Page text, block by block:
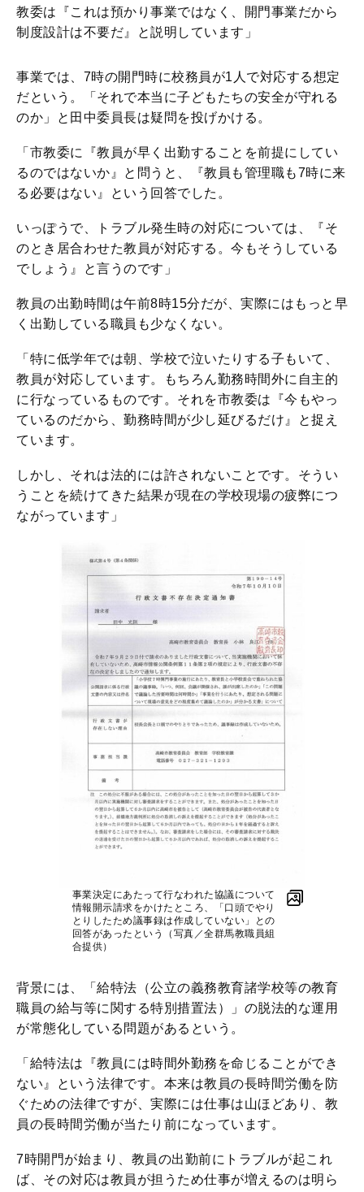
教委は『これは預かり事業ではなく、開門事業だから
制度設計は不要だ』と説明しています」
事業では、7時の開門時に校務員が1人で対応する想定
だという。「それで本当に子どもたちの安全が守れる
のか」と田中委員長は疑問を投げかける。
「市教委に『教員が早く出勤することを前提にしてい
るのではないか』と問うと、『教員も管理職も7時に来
る必要はない』という回答でした。
いっぽうで、トラブル発生時の対応については、『そ
のとき居合わせた教員が対応する。今もそうしている
でしょう』と言うのです」
教員の出勤時間は午前8時15分だが、実際にはもっと早
く出勤している職員も少なくない。
「特に低学年では朝、学校で泣いたりする子もいて、
教員が対応しています。もちろん勤務時間外に自主的
に行なっているものです。それを市教委は『今もやっ
ているのだから、勤務時間が少し延びるだけ』と捉え
ています。
しかし、それは法的には許されないことです。そうい
うことを続けてきた結果が現在の学校現場の疲弊につ
ながっています」
事業決定にあたって行なわれた協議について
情報開示請求をかけたところ、「口頭でやり
とりしたため議事録は作成していない」との
回答があったという（写真／全群馬教職員組
合提供）
背景には、「給特法（公立の義務教育諸学校等の教育
職員の給与等に関する特別措置法）」の脱法的な運用
が常態化している問題があるという。
「給特法は『教員には時間外勤務を命じることができ
ない』という法律です。本来は教員の長時間労働を防
ぐための法律ですが、実際には仕事は山ほどあり、教
員の長時間労働が当たり前になっています。
7時開門が始まり、教員の出勤前にトラブルが起これ
ば、その対応は教員が担うため仕事が増えるのは明ら